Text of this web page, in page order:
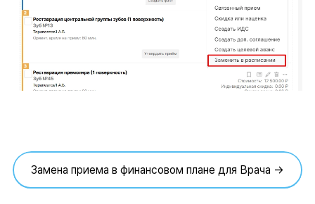
Замена приема в финансовом плане для Врача →